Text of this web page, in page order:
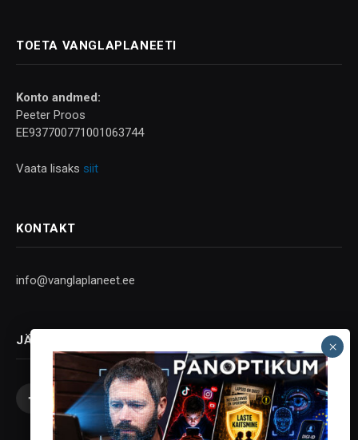
TOETA VANGLAPLANEETI
Konto andmed:
Peeter Proos
EE937700771001063744
Vaata lisaks siit
KONTAKT
info@vanglaplaneet.ee
JÄLGI SOTSIAALMEEDIAS
Facebook
X
(Twitter)
InstagramYouTubeTelegram